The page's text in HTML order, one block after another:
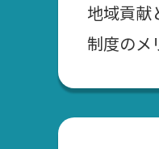
地域貢献
制度のメ